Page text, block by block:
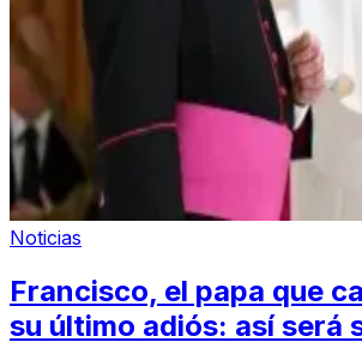
Noticias
Francisco, el papa que
su último adiós: así será